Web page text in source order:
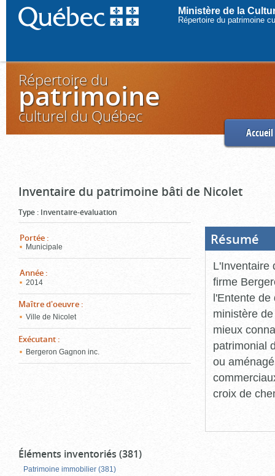
Ministère de la
Répertoire du patrimoine
Répertoire du
patrimoine
culturel du Québec
Accueil
Inventaire du patrimoine bâti de Nicolet
Type : Inventaire-évaluation
Portée :
Municipale
Année :
2014
Maître d'oeuvre :
Ville de Nicolet
Exécutant :
Bergeron Gagnon inc.
Résumé
L'Inventaire
firme
l'Entente de
ministère
mieux
patrimonial
ou
croix de
Éléments inventoriés (381)
Patrimoine immobilier (381)